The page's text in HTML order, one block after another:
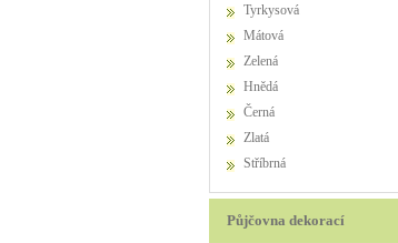
Tyrkysová
Mátová
Zelená
Hnědá
Černá
Zlatá
Stříbrná
Půjčovna dekorací